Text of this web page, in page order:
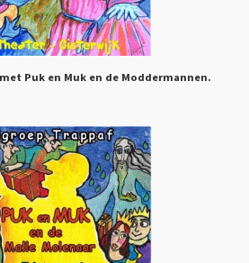
Puk en Muk en de Moddermannen.